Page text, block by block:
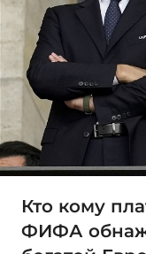
Кто кому
ФИФА